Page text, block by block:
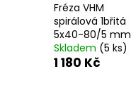
Fréza VHM
spirálová 1břitá
5x40-80/5 mm
Skladem (5 ks)
1 180 Kč